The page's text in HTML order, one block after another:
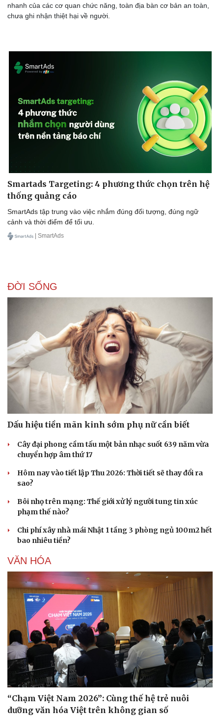
Sức khỏe
Dinh dưỡng - món ngon
Cây thuốc
Sản phụ khoa
Nhi khoa
Nam khoa
Làm đẹp - giảm cân
Phòng mạch online
Ăn sạch sống khỏe
Đời sống
Nhà đẹp
Blog
Tình yêu - Gia đình
nhanh của các cơ quan chức năng, toàn địa bàn cơ bản an toàn,
chưa ghi nhận thiệt hại về người.
Smartads Targeting: 4 phương thức chọn trên hệ
thống quảng cáo
SmartAds tập trung vào việc nhắm đúng đối tượng, đúng ngữ
cảnh và thời điểm để tối ưu.
| SmartAds
ĐỜI SỐNG
Dấu hiệu tiền mãn kinh sớm phụ nữ cần biết
Cây đại phong cầm tấu một bản nhạc suốt 639 năm vừa
chuyển hợp âm thứ 17
Hôm nay vào tiết lập Thu 2026: Thời tiết sẽ thay đổi ra
sao?
Bôi nhọ trên mạng: Thế giới xử lý người tung tin xúc
phạm thế nào?
Chi phí xây nhà mái Nhật 1 tầng 3 phòng ngủ 100m2 hết
bao nhiêu tiền?
VĂN HÓA
“Chạm Việt Nam 2026”: Cùng thế hệ trẻ nuôi
dưỡng văn hóa Việt trên không gian số